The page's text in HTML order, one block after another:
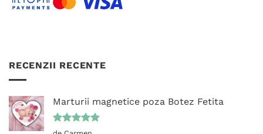
RECENZII RECENTE
Marturii magnetice poza Botez Fetita
Evaluat la